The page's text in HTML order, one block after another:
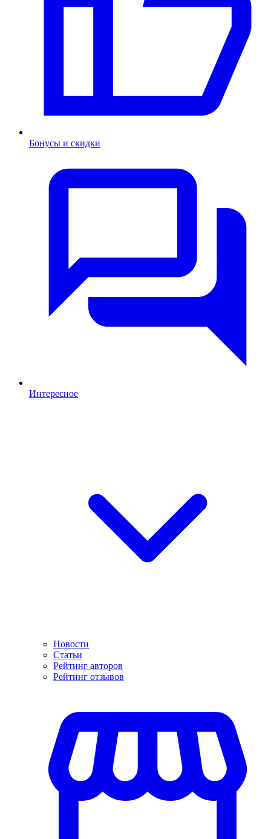
Бонусы и скидки
Интересное
Новости
Статьи
Рейтинг авторов
Рейтинг отзывов